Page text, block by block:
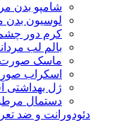
شامپو بدن
لوسیون بدن
کرم دور چشم
بالم لب
ماسک صورت
اسکراب
ژل بهداشتی
دستمال
دئودورانت و ضد